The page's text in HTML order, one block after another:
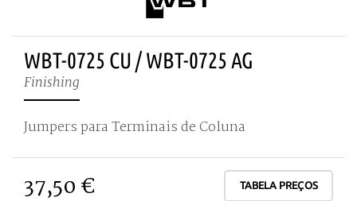
WBT-0725 CU / WBT-0725 AG
Finishing
Jumpers para Terminais de Coluna
37,50 € TABELA PREÇOS